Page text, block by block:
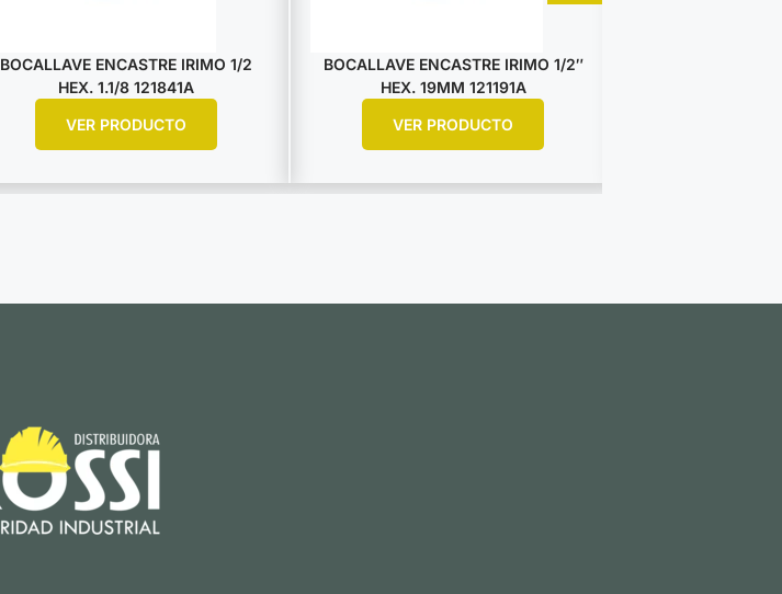
BOCALLAVE ENCASTRE IRIMO 1/2
HEX. 1.1/8 121841A
VER PRODUCTO
BOCALLAVE ENCASTRE IRIMO 1/2″
HEX. 19MM 121191A
VER PRODUCTO